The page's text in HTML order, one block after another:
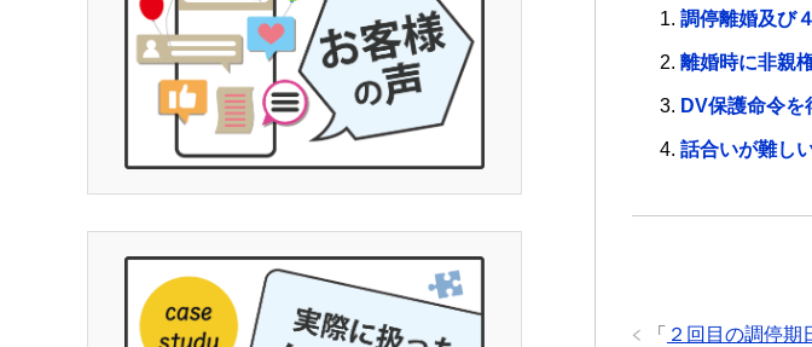
調停離婚及び
離婚時に非親
DV保護命令
話合いが難し
「 ２回目の調停期